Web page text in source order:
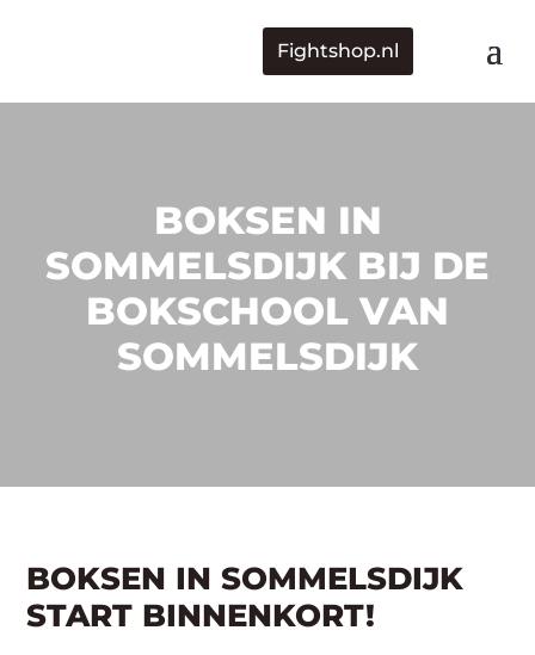
Fightshop.nl
BOKSEN IN
SOMMELSDIJK BIJ DE
BOKSCHOOL VAN
SOMMELSDIJK
BOKSEN IN SOMMELSDIJK
START BINNENKORT!